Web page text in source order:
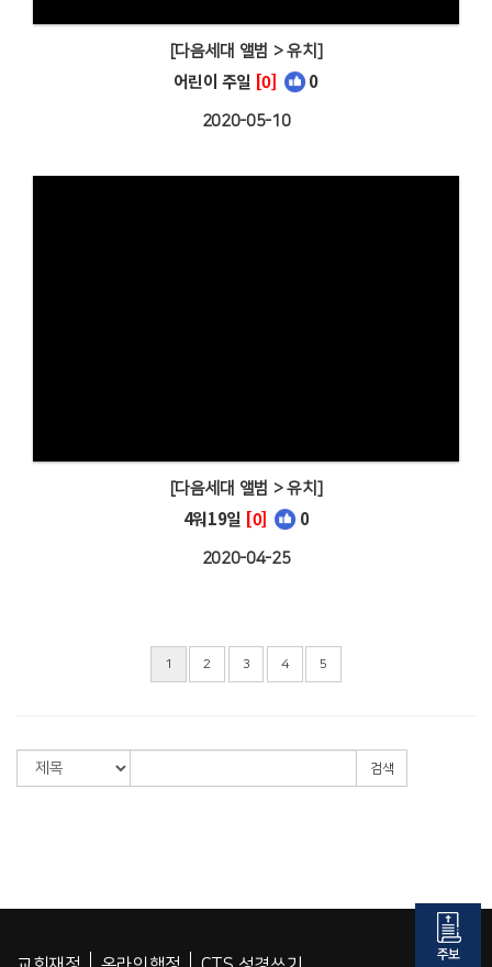
[다음세대 앨범 > 유치]
어린이 주일 [0] 0
2020-05-10
[다음세대 앨범 > 유치]
4워19일 [0] 0
2020-04-25
1 2 3 4 5
검색